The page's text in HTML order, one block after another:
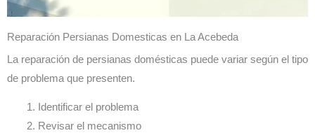
Reparación Persianas Domesticas en La Acebeda
La reparación de persianas domésticas puede variar según el tipo
de problema que presenten.
Identificar el problema
Revisar el mecanismo